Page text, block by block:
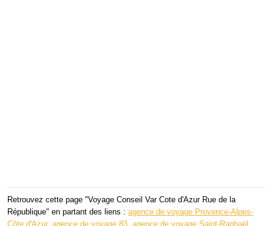
Retrouvez cette page "Voyage Conseil Var Cote d'Azur Rue de la
République" en partant des liens : agence de voyage Provence-Alpes-
Côte d'Azur, agence de voyage 83 agence de voyage Saint-Raphaël